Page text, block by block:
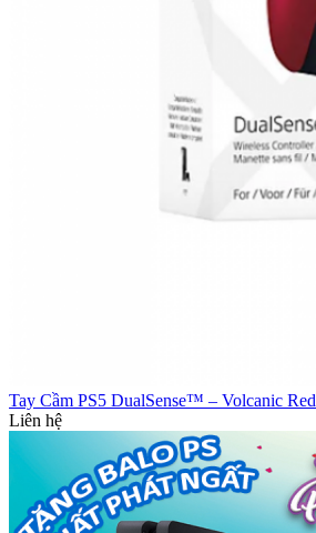
Tay Cầm PS5 DualSense™ – Volcanic Red
Liên hệ